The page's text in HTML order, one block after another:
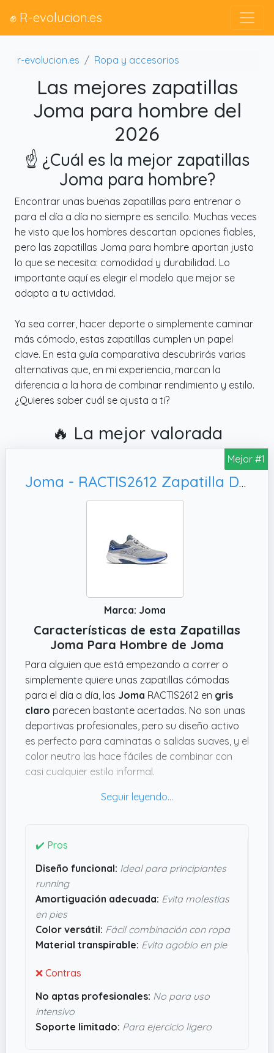
✊ R-evolucion.es
r-evolucion.es Ropa y accesorios
Las mejores zapatillas
Joma para hombre del
2026
☝️ ¿Cuál es la mejor zapatillas
Joma para hombre?
Encontrar unas buenas zapatillas para entrenar o
para el día a día no siempre es sencillo. Muchas veces
he visto que los hombres descartan opciones fiables,
pero las zapatillas Joma para hombre aportan justo
lo que se necesita: comodidad y durabilidad. Lo
importante aquí es elegir el modelo que mejor se
adapta a tu actividad.
Ya sea correr, hacer deporte o simplemente caminar
más cómodo, estas zapatillas cumplen un papel
clave. En esta guía comparativa descubrirás varias
alternativas que, en mi experiencia, marcan la
diferencia a la hora de combinar rendimiento y estilo.
¿Quieres saber cuál se ajusta a ti?
🔥 La mejor valorada
Mejor #1
Joma - RACTIS2612 Zapatilla DE Correr Active Hombre para: Hombre Color: Gris Claro Talla: 43
Marca: Joma
Características de esta Zapatillas
Joma Para Hombre de Joma
Para alguien que está empezando a correr o
simplemente quiere unas zapatillas cómodas
para el día a día, las Joma RACTIS2612 en gris
claro parecen bastante acertadas. No son unas
deportivas profesionales, pero su diseño activo
es perfecto para caminatas o salidas suaves, y el
color neutro las hace fáciles de combinar con
casi cualquier estilo informal.
Estas zapatillas tienen una suela adecuada para
haces algo de ejercicio ligero. Además, la
pie no se agobie. Si buscas algo sencillo pero
funcional para empezar a moverte sin
complicaciones, esta opción parece cumplir bien
ese papel. No prometen milagros, pero sin duda
pueden ser un aliado práctico para alguien que
quiere algo fiable y cómodo sin complicarse
✔️ Pros
Diseño funcional: Ideal para principiantes
running
Amortiguación adecuada: Evita molestias
en pies
Color versátil: Fácil combinación con ropa
Material transpirable: Evita agobio en pie
❌ Contras
No aptas profesionales: No para uso
intensivo
Soporte limitado: Para ejercicio ligero